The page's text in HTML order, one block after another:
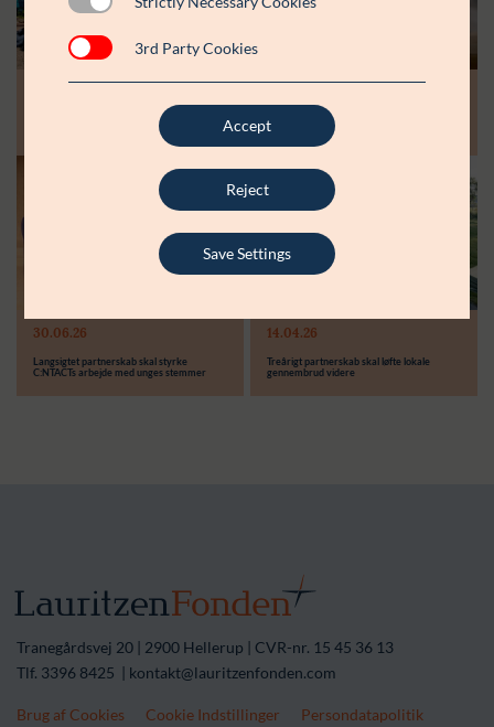
Råt&Godts Venner skal styrke fællesskab
Aspiranterne får arbejdsro til at styrke
unge fællesskaber
30.06.26
Langsigtet partnerskab skal styrke
C:NTACTs arbejde med unges stemmer
6.000.000 kr.
14.04.26
Treårigt partnerskab skal løfte lokale
gennembrud videre
Støttebeløb i alt:
Tranegårdsvej 20 | 2900 Hellerup | CVR-nr. 15 45 36 13
Tlf. 3396 8425 | kontakt@lauritzenfonden.com
Brug af Cookies Cookie Indstillinger Persondatapolitik
3rd Party Cookies
Accept
Reject
Save Settings